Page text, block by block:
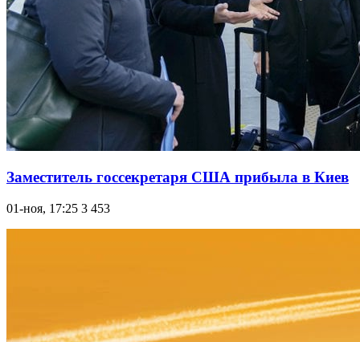
Заместитель госсекретаря США прибыла в Киев
01-ноя, 17:25 3 453